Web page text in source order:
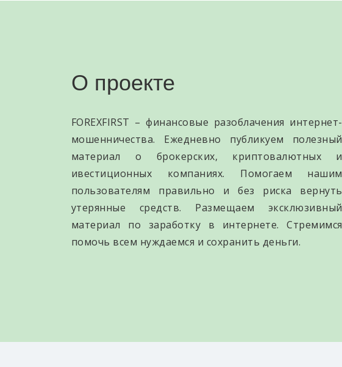
О проекте
FOREXFIRST – финансовые разоблачения интернет-
мошенничества. Ежедневно публикуем полезный
материал о брокерских, криптовалютных и
ивестиционных компаниях. Помогаем нашим
пользователям правильно и без риска вернуть
утерянные средств. Размещаем эксклюзивный
материал по заработку в интернете. Стремимся
помочь всем нуждаемся и сохранить деньги.